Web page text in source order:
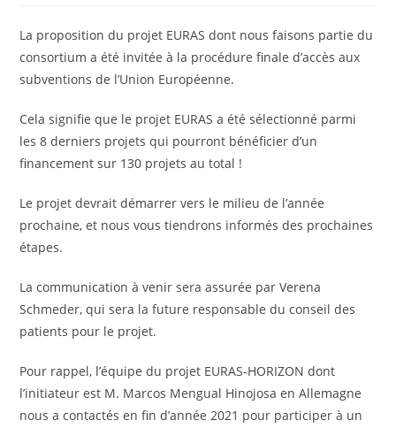
La proposition du projet EURAS dont nous faisons partie du
consortium a été invitée à la procédure finale d’accès aux
subventions de l’Union Européenne.
Cela signifie que le projet EURAS a été sélectionné parmi
les 8 derniers projets qui pourront bénéficier d’un
financement sur 130 projets au total !
Le projet devrait démarrer vers le milieu de l’année
prochaine, et nous vous tiendrons informés des prochaines
étapes.
La communication à venir sera assurée par Verena
Schmeder, qui sera la future responsable du conseil des
patients pour le projet.
Pour rappel, l’équipe du projet EURAS-HORIZON dont
l’initiateur est M. Marcos Mengual Hinojosa en Allemagne
nous a contactés en fin d’année 2021 pour participer à un